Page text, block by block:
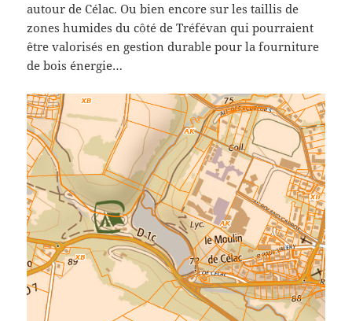
autour de Célac. Ou bien encore sur les taillis de
zones humides du côté de Tréfévan qui pourraient
être valorisés en gestion durable pour la fourniture
de bois énergie…